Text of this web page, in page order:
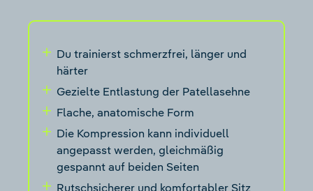
Du trainierst schmerzfrei, länger und
härter
Gezielte Entlastung der Patellasehne
Flache, anatomische Form
Die Kompression kann individuell
angepasst werden, gleichmäßig
gespannt auf beiden Seiten
Rutschsicherer und komfortabler Sitz